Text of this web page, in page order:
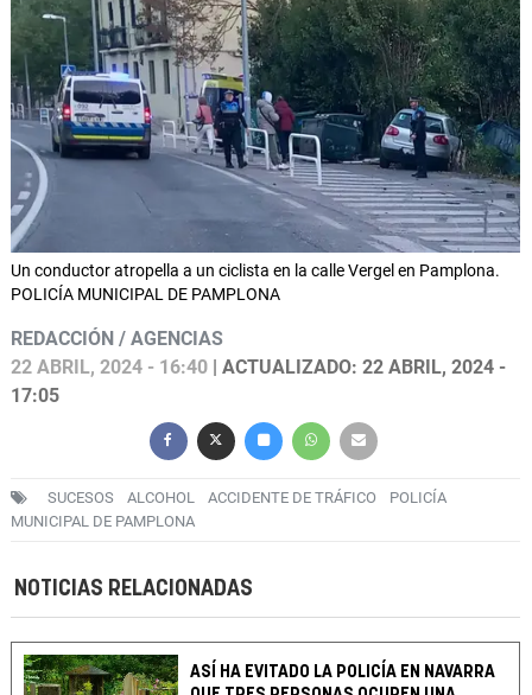
Un conductor atropella a un ciclista en la calle Vergel en Pamplona.
POLICÍA MUNICIPAL DE PAMPLONA
REDACCIÓN / AGENCIAS
22 ABRIL, 2024 - 16:40 | ACTUALIZADO: 22 ABRIL, 2024 -
17:05
SUCESOS ALCOHOL ACCIDENTE DE TRÁFICO
POLICÍA
MUNICIPAL DE PAMPLONA
NOTICIAS RELACIONADAS
ASÍ HA EVITADO LA POLICÍA EN NAVARRA